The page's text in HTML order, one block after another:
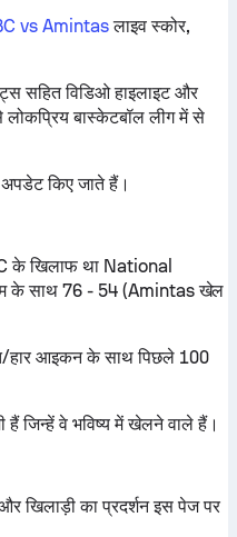
vs Amintasलाइव स्कोर,
सहित विडिओ हाइलाइट और
बास्केटबॉल लीग में से
किए जाते हैं।
के खिलाफ था National
के साथ 76 - 54 (Amintas खेल
हार आइकन के साथ पिछले 100
जिन्हें वे भविष्य में खेलने वाले हैं।
खिलाड़ी का प्रदर्शन इस पेज पर